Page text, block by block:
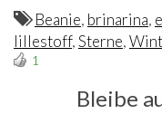
Beanie, brinarina,
lillestoff,Sterne,
1
Bleibe